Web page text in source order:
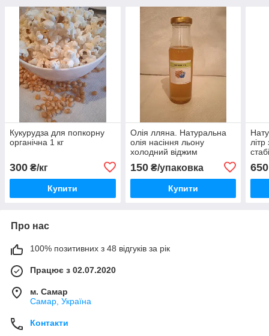
Кукурудза для попкорну
органічна 1 кг
300 ₴/кг
Купити
Олія лляна. Натуральна
олія насіння льону
холодний віджим
150₴/упаковка
Купити
літр
650
Про нас
100% позитивних з 48 відгуків за рік
Працює з 02.07.2020
м. Самар
Самар, Україна
Контакти